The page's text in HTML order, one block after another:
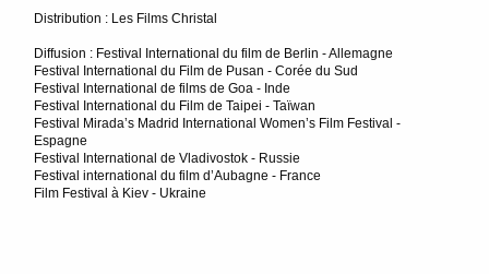
Distribution : Les Films Christal
Diffusion : Festival International du film de Berlin - Allemagne
Festival International du Film de Pusan - Corée du Sud
Festival International de films de Goa - Inde
Festival International du Film de Taipei - Taïwan
Festival Mirada’s Madrid International Women’s Film Festival -
Espagne
Festival International de Vladivostok - Russie
Festival international du film d’Aubagne - France
Film Festival à Kiev - Ukraine